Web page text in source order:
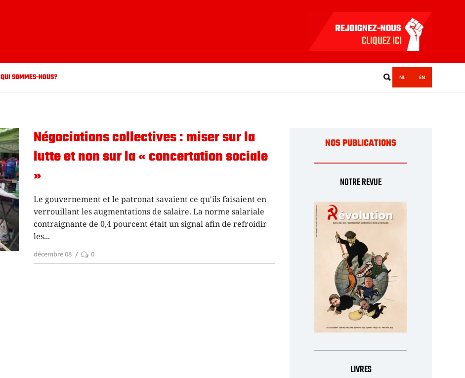
QUI SOMMES-NOUS? NL EN
Négociations collectives : miser sur la
lutte et non sur la « concertation sociale
»
Le gouvernement et le patronat savaient ce qu'ils faisaient en
verrouillant les augmentations de salaire. La norme salariale
contraignante de 0,4 pourcent était un signal afin de refroidir
les
décembre 08 0
NOS PUBLICATIONS
NOTRE REVUE
LIVRES